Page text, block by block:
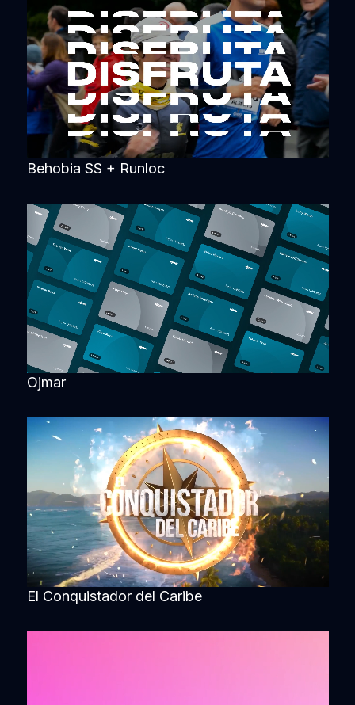
Behobia SS + Runloc
Ojmar
El Conquistador del Caribe